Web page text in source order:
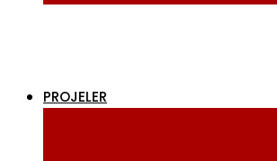
PROJELER